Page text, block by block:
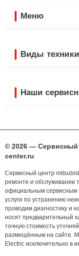
Меню
Виды техники
Наши
© 2026 — Сервисный
center.ru
Сервисный центр
ремонте и обслуживании
официальным сервисным
услуги по устранению
проводим диагностику и
носят предварительный
точную стоимость
размещённым на сайте.
Electric исключительно в